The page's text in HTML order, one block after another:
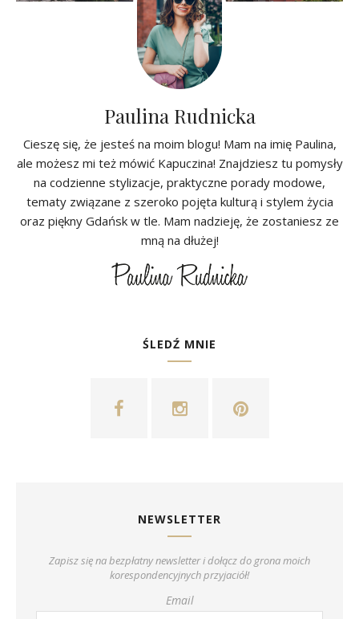
Paulina Rudnicka
Cieszę się, że jesteś na moim blogu! Mam na imię Paulina,
ale możesz mi też mówić Kapuczina! Znajdziesz tu pomysły
na codzienne stylizacje, praktyczne porady modowe,
tematy związane z szeroko pojęta kulturą i stylem życia
oraz piękny Gdańsk w tle. Mam nadzieję, że zostaniesz ze
mną na dłużej!
ŚLEDŹ MNIE
NEWSLETTER
Zapisz się na bezpłatny newsletter i dołącz do grona moich
korespondencyjnych przyjaciół!
Email